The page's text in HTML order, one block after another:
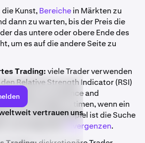
die Kunst,Bereichein Märkten zu
dann zu warten, bis der Preis die
das untere oder obere Ende des
um es auf die andere Seite zu
Trading:viele Trader verwenden
Relative Strength Indicator (RSI)
Average Convergence and
um Einträge zu timen, wenn ein
Ein solches Beispiel ist die Suche
Divergenzen.
vertrauen uns